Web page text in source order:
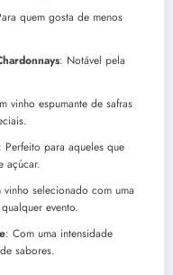
quem gosta de menos
: Notável pela
vinho espumante de safras
: Perfeito para aqueles que
açúcar.
vinho selecionado com uma
evento.
: Com uma intensidade
sabores.